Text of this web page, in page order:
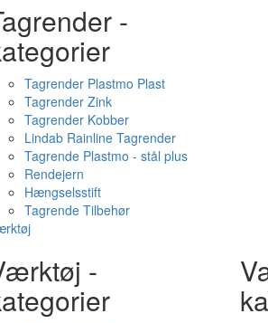
-
Tagrender Plastmo Plast
Tagrender Zink
Tagrender Kobber
Lindab Rainline Tagrender
Tagrende Plastmo - stål plus
Rendejern
Hængselsstift
Tagrende Tilbehør
-